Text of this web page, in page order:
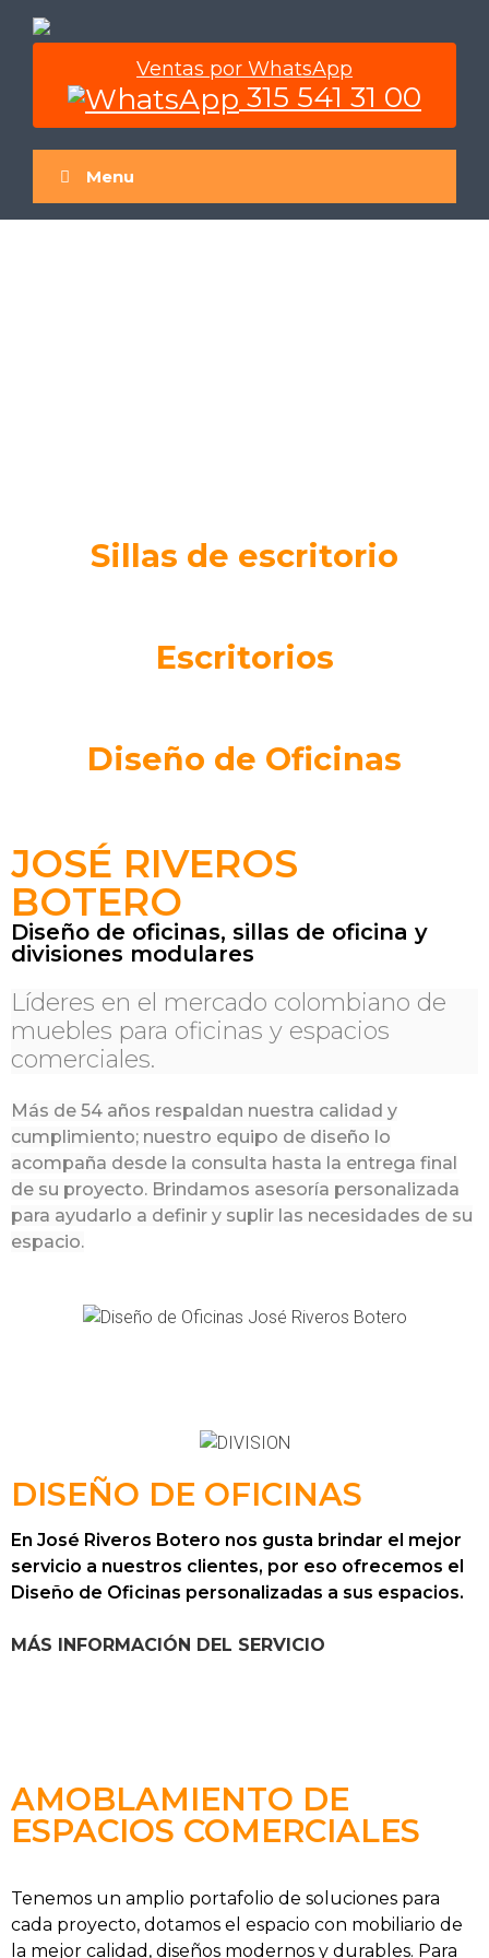
Ventas por WhatsApp
315 541 31 00
Menu
Sillas de escritorio
Escritorios
Diseño de Oficinas
JOSÉ RIVEROS
BOTERO
Diseño de oficinas, sillas de oficina y
divisiones modulares
Líderes en el mercado colombiano de
muebles para oficinas y espacios
comerciales.
Más de 54 años respaldan nuestra calidad y
cumplimiento; nuestro equipo de diseño lo
acompaña desde la consulta hasta la entrega final
de su proyecto. Brindamos asesoría personalizada
para ayudarlo a definir y suplir las necesidades de su
espacio.
DISEÑO DE OFICINAS
En José Riveros Botero nos gusta brindar el mejor
servicio a nuestros clientes, por eso ofrecemos el
Diseño de Oficinas personalizadas a sus espacios.
MÁS INFORMACIÓN DEL SERVICIO
AMOBLAMIENTO DE
ESPACIOS COMERCIALES
Tenemos un amplio portafolio de soluciones para
cada proyecto, dotamos el espacio con mobiliario de
la mejor calidad, diseños modernos y durables. Para